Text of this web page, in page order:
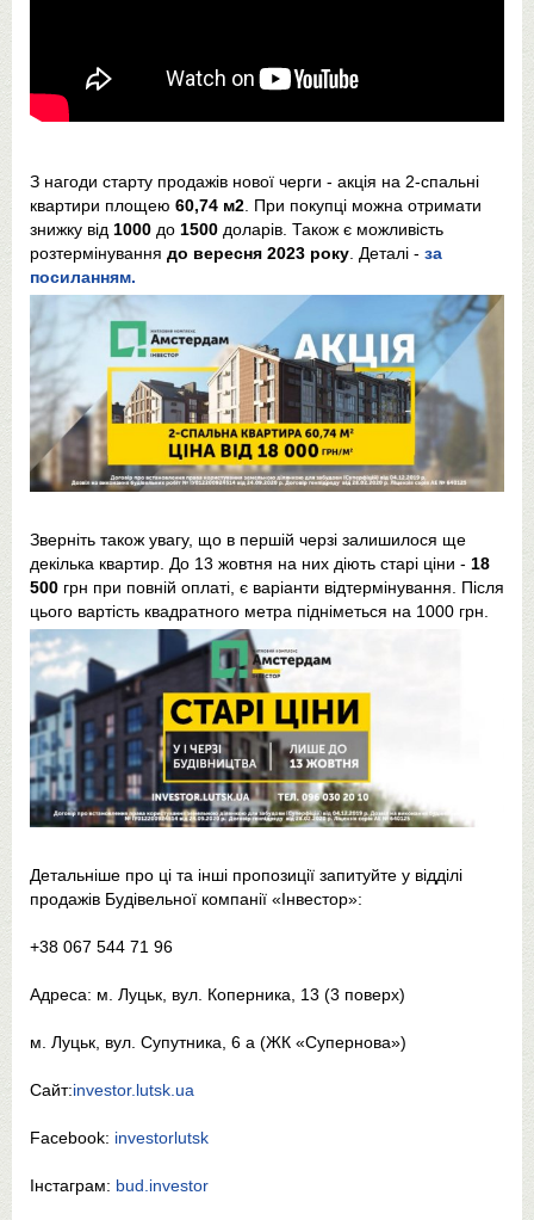
З нагоди старту продажів нової черги - акція на 2-спальні
квартири площею 60,74 м2 . При покупці можна отримати
знижку від 1000 до 1500 доларів. Також є можливість
розтермінування до вересня 2023 року . Деталі - за
посиланням.
Зверніть також увагу, що в першій черзі залишилося ще
декілька квартир. До 13 жовтня на них діють старі ціни - 18
500 грн при повній оплаті, є варіанти відтермінування. Після
цього вартість квадратного метра підніметься на 1000 грн.
Детальніше про ці та інші пропозиції запитуйте у відділі
продажів Будівельної компанії «Інвестор»:
+38 067 544 71 96
Адреса: м. Луцьк, вул. Коперника, 13 (3 поверх)
м. Луцьк, вул. Супутника, 6 а (ЖК «Супернова»)
Сайт:investor.lutsk.ua
Facebook: investorlutsk
Інстаграм: bud.investor